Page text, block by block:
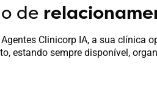
de
Clinicorp IA, a sua clínica
estando sempre disponível,